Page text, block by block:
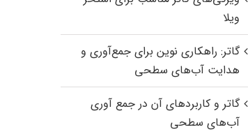
ویلا
گاتر: راهکاری نوین برای جمع‌آوری و
هدایت آب‌های سطحی
گاتر و کاربردهای آن در جمع آوری
آب‌های سطحی